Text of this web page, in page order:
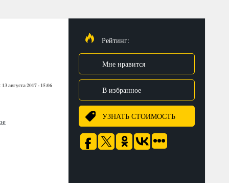
13 августа 2017 - 15:06
Рейтинг:
Мне нравится
В избранное
УЗНАТЬ СТОИМОСТЬ